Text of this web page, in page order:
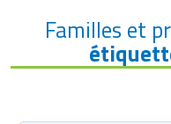
Familles et